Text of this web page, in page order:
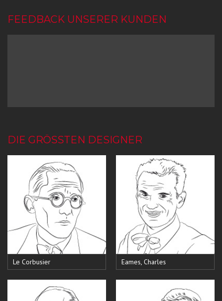
FEEDBACK UNSERER KUNDEN
DIE GRÖSSTEN DESIGNER
Le Corbusier Eames, Charles